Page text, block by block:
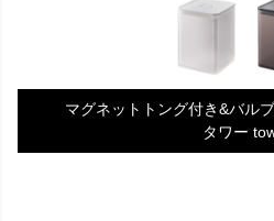
マグネットトング付き&バル
タワー